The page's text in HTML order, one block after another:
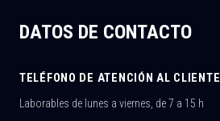
DATOS DE CONTACTO
TELÉFONO DE ATENCIÓN AL CLIENTE
Laborables de lunes a viernes, de 7 a 15 h